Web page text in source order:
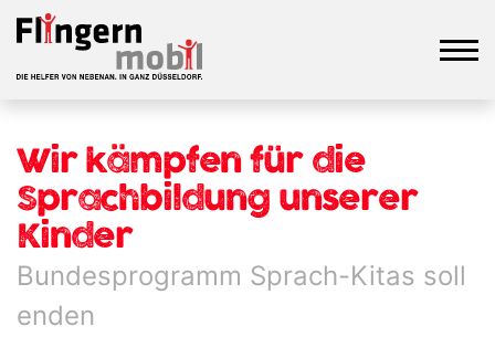
Wir kämpfen für die
Sprachbildung unserer
Kinder
Bundesprogramm Sprach-Kitas soll
enden